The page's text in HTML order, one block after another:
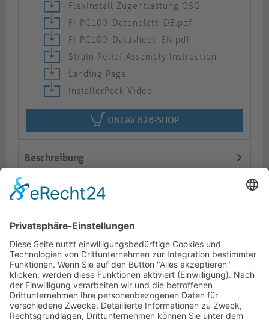
FlexInstall Zugentlastung QSG
FI-PC100_Datenblatt_DE.pdf
FI-PC100_Datasheet_EN.pdf
Strain Relief Assembly Instruction
Landing Page
InstallerPack Video
ONEAV B2B-SHOP
Beschreibung
Logistik
Varianten
Dokumente